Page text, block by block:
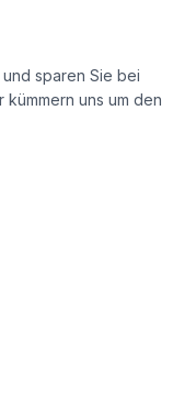
sparen Sie bei
uns um den